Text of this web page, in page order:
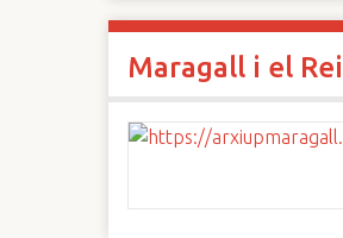
Maragall i el